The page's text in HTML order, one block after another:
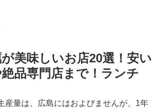
美味しいお店20選！安い
品専門店まで！ランチ
産量は、広島にはおよびませんが、1年